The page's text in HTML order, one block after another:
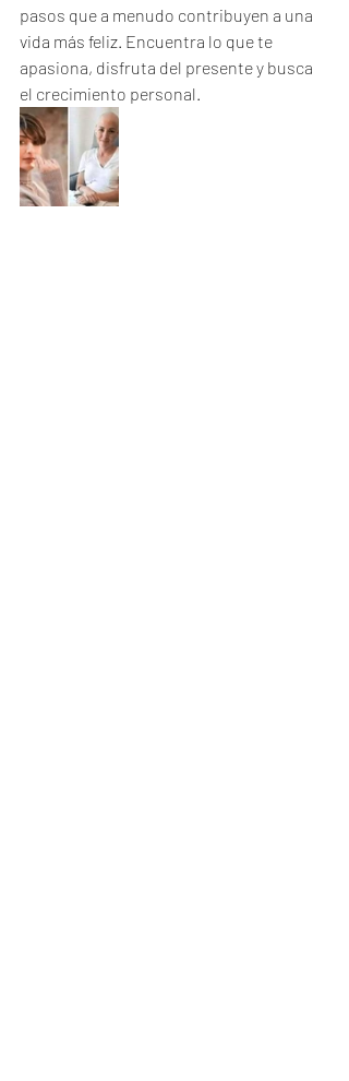
pasos que a menudo contribuyen a una
vida más feliz. Encuentra lo que te
apasiona, disfruta del presente y busca
el crecimiento personal.